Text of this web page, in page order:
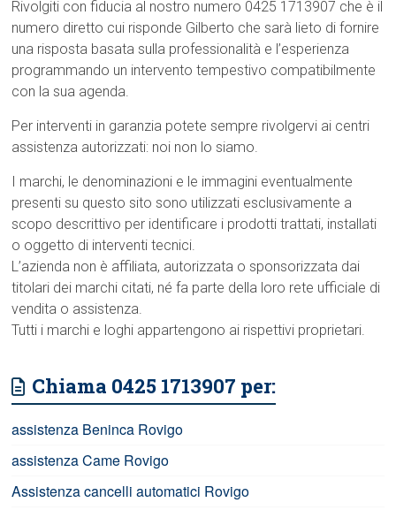
Rivolgiti con fiducia al nostro numero 0425 1713907 che è il
numero diretto cui risponde Gilberto che sarà lieto di fornire
una risposta basata sulla professionalità e l’esperienza
programmando un intervento tempestivo compatibilmente
con la sua agenda.
Per interventi in garanzia potete sempre rivolgervi ai centri
assistenza autorizzati: noi non lo siamo.
I marchi, le denominazioni e le immagini eventualmente
presenti su questo sito sono utilizzati esclusivamente a
scopo descrittivo per identificare i prodotti trattati, installati
o oggetto di interventi tecnici.
L’azienda non è affiliata, autorizzata o sponsorizzata dai
titolari dei marchi citati, né fa parte della loro rete ufficiale di
vendita o assistenza.
Tutti i marchi e loghi appartengono ai rispettivi proprietari.
Chiama 0425 1713907 per:
assistenza Beninca Rovigo
assistenza Came Rovigo
Assistenza cancelli automatici Rovigo